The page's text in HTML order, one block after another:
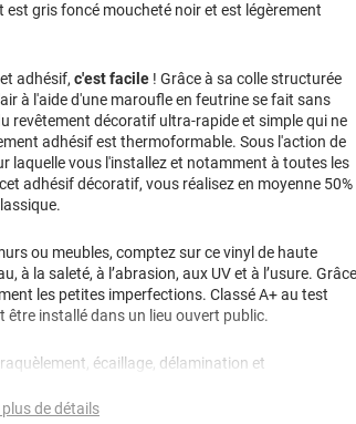
gris foncé moucheté noir et est légèrement
adhésif, c'est facile ! Grâce à sa colle structurée
à l'aide d'une maroufle en feutrine se fait sans
revêtement décoratif ultra-rapide et simple qui ne
adhésif est thermoformable. Sous l'action de
laquelle vous l'installez et notamment à toutes les
adhésif décoratif, vous réalisez en moyenne 50%
ou meubles, comptez sur ce vinyl de haute
à la saleté, à l’abrasion, aux UV et à l’usure. Grâce
les petites imperfections. Classé A+ au test
être installé dans un lieu ouvert public.
écaillage, délamination et
de détails